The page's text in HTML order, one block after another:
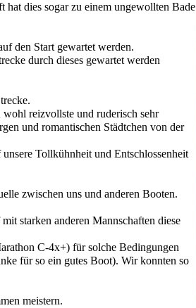
hat dies sogar zu einem ungewollten Bade
den Start gewartet werden.
durch dieses gewartet werden
reizvollste und ruderisch sehr
und romantischen Städtchen von der
Tollkühnheit und Entschlossenheit
zwischen uns und anderen Booten.
starken anderen Mannschaften diese
C-4x+) für solche Bedingungen
für so ein gutes Boot). Wir konnten so
meistern.